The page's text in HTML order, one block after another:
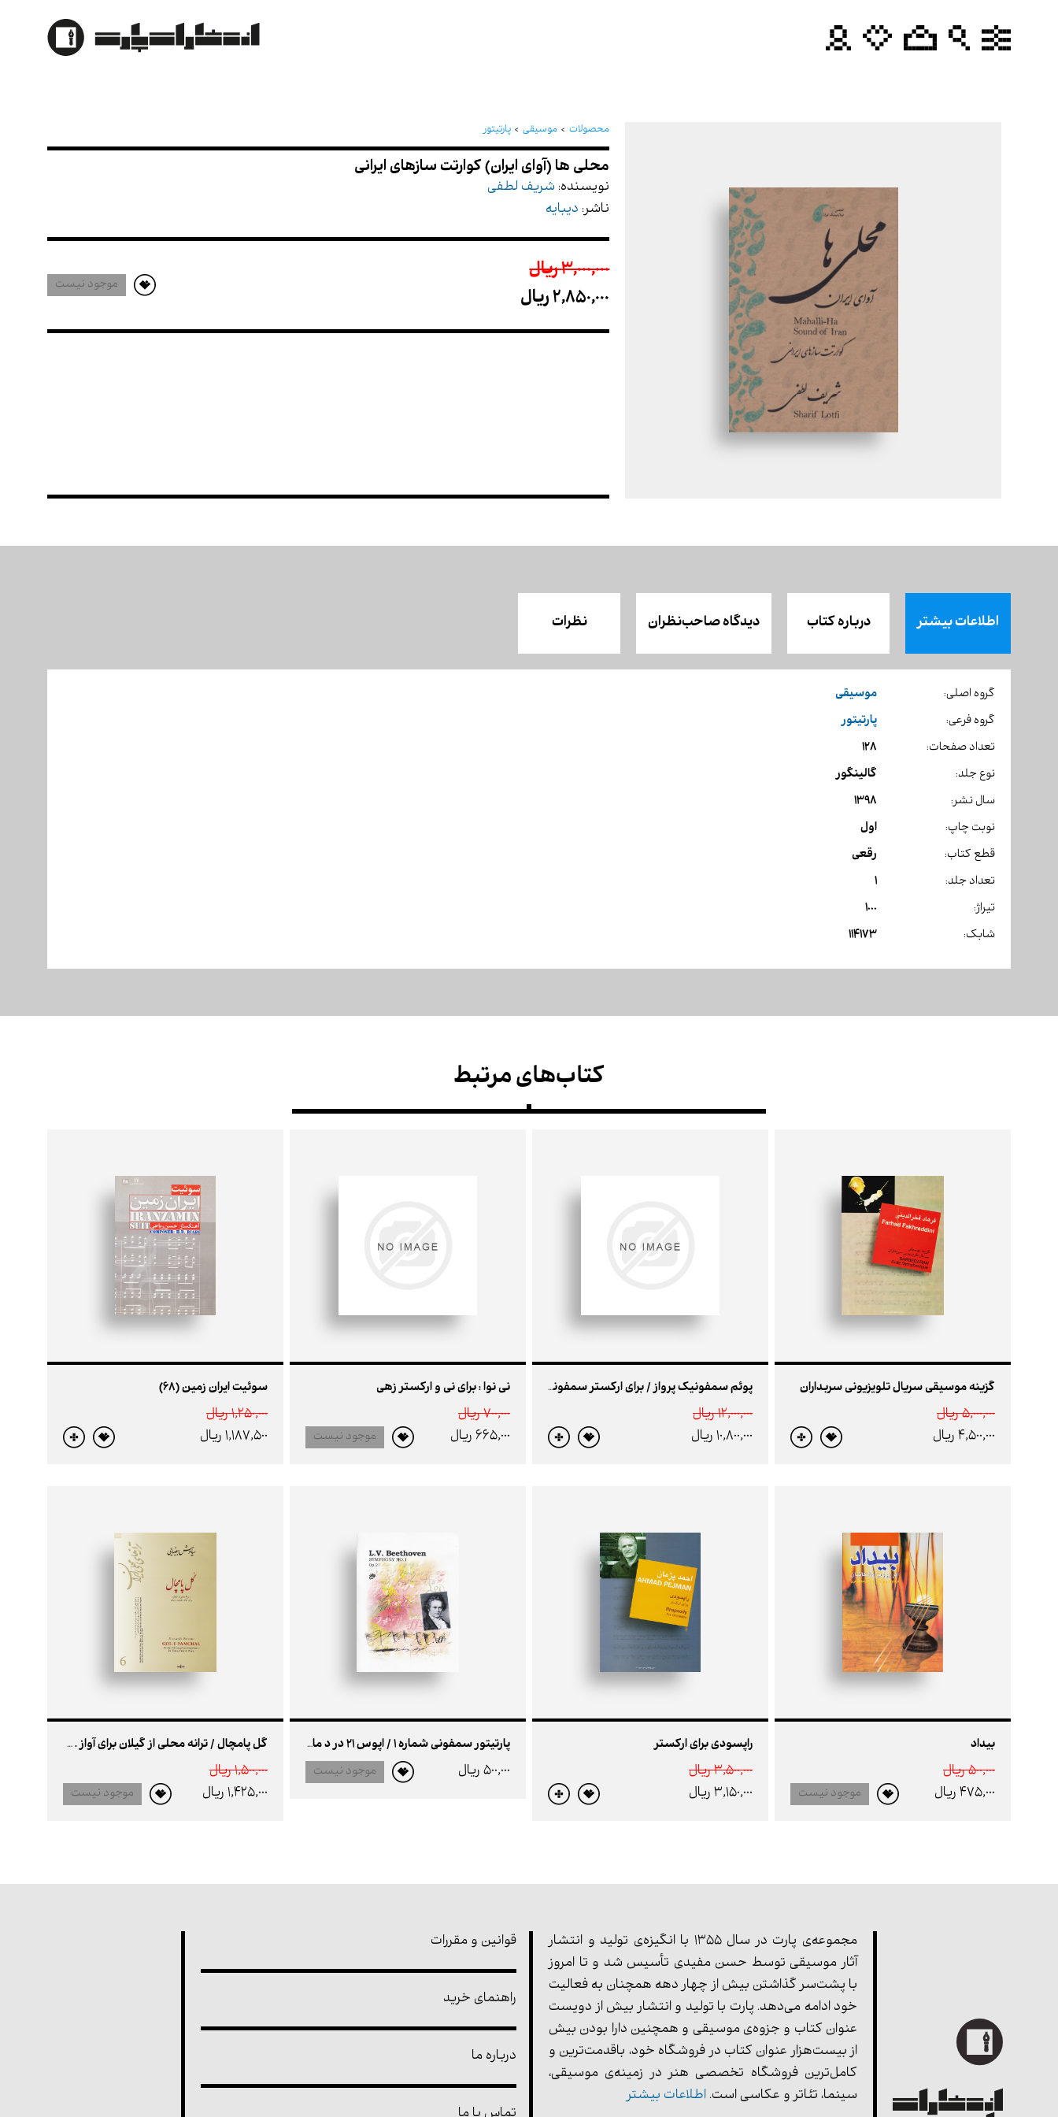
محصولات موسیقی پارتیتور
نویسنده: شریف لطفی
ناشر: دیبایه
3,000,000 ريال
2,850,000 ريال
موجود نیست
اطلاعات بیشتر درباره کتاب دیدگاه صاحب‌نظران نظرات
گروه اصلی: موسیقی
گروه فرعی: پارتیتور
تعداد صفحات: 128
نوع جلد: گالینگور
سال نشر: 1398
نوبت چاپ: اول
قطع کتاب: رقعی
تعداد جلد: 1
تیراژ: 1000
شابک: 114173
کتاب‌های مرتبط
گزینه موسیقی سریال تلویزیونی سربداران
5,000,000 ريال
4,500,000 ريال
پوئم سمفونیک پرواز / برای ارکستر سمفونی . سازهای ایرانی . گویندگان و خواننده
12,000,000 ريال
10,800,000 ريال
نی نوا : برای نی و ارکستر زهی
700,000 ريال
665,000 ريال
موجود نیست
سوئیت ایران زمین (68)
1,250,000 ريال
1,187,500 ريال
بیداد
500,000 ريال
475,000 ريال
موجود نیست
راپسودی برای ارکستر
3,500,000 ريال
3,150,000 ريال
پارتیتور سمفونی شماره 1 / اپوس 21 در د ماژور
500,000 ريال موجود نیست
گل پامچال / ترانه محلی از گیلان برای آواز . فلوت و پیانو
1,500,000 ريال
1,425,000 ريال
موجود نیست
مجموعه‌ی پارت در سال 1355 با انگیزه‌ی تولید و انتشار
آثار موسیقی توسط حسن مفیدی تأسیس شد و تا امروز
با پشت‌سر گذاشتن بیش از چهار دهه همچنان به فعالیت
خود ادامه می‌دهد. پارت با تولید و انتشار بیش از دویست
عنوان کتاب و جزوه‌ی موسیقی و همچنین دارا بودن بیش
از بیست‌هزار عنوان کتاب در فروشگاه خود، باقدمت‌ترین و
کامل‌ترین فروشگاه تخصصی هنر در زمینه‌ی موسیقی،
سینما، تئاتر و عکاسی است. اطلاعات بیشتر
قوانین و مقررات
راهنمای خرید
درباره ما